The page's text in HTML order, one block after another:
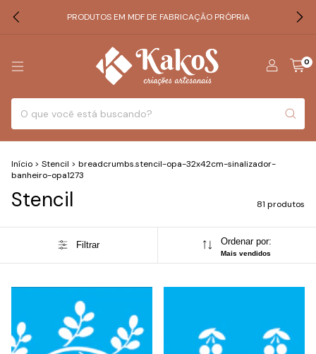
PRODUTOS EM MDF DE FABRICAÇÃO PRÓPRIA
0
Início > Stencil > breadcrumbs.stencil-opa-32x42cm-sinalizador-
banheiro-opa1273
Stencil 81 produtos
Filtrar Ordenar por:
Mais vendidos